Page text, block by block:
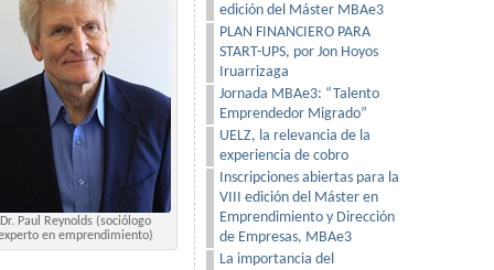
Dr. Paul Reynolds (sociólogo
en emprendimiento)
edición del Máster MBAe3
PLAN FINANCIERO PARA
START-UPS, por Jon Hoyos
Iruarrizaga
Jornada MBAe3: “Talento
Emprendedor Migrado”
UELZ, la relevancia de la
experiencia de cobro
Inscripciones abiertas para la
VIII edición del Máster en
Emprendimiento y Dirección
de Empresas, MBAe3
La importancia del